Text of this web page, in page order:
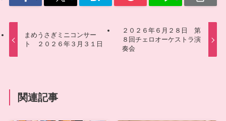
まめうさぎミニコンサー
ト ２０２６年３月３１日
２０２６年６月２８日 第
８回チェロオーケストラ演
奏会
関連記事